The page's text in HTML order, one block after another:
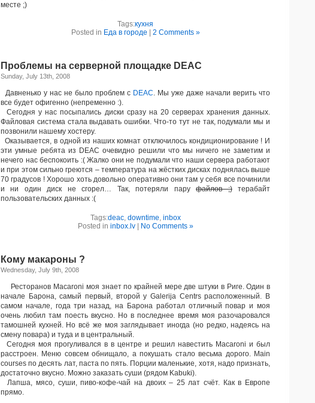
месте ;)
Tags:кухня
Posted in Еда в городе 2 Comments »
Проблемы на серверной площадке DEAC
Sunday, July 13th, 2008
Давненько у нас не было проблем с DEAC. Мы уже даже начали верить что
все будет офигенно (непременно :).
Сегодня у нас посыпались диски сразу на 20 серверах хранения данных.
Файловая система стала выдавать ошибки. Что-то тут не так, подумали мы и
позвонили нашему хостеру.
Оказывается, в одной из наших комнат отключилось кондиционирование ! И
эти умные ребята из DEAC очевидно решили что мы ничего не заметим и
нечего нас беспокоить :( Жалко они не подумали что наши сервера работают
и при этом сильно греются – температура на жёстких дисках поднялась выше
70 градусов ! Хорошо хоть довольно оперативно они там у себя все починили
и ни один диск не сгорел… Так, потеряли паруфайлов ;)терабайт
пользовательских данных :(
Tags:deac, downtime, inbox
Posted in inbox.lv| No Comments »
Кому макароны ?
Wednesday, July 9th, 2008
Ресторанов Macaroni моя знает по крайней мере две штуки в Риге. Один в
начале Барона, самый первый, второй у Galerija Centrs расположенный. В
самом начале, года три назад, на Барона работал отличный повар и моя
очень любил там поесть вкусно. Но в последнее время моя разочаровался
тамошней кухней. Но всё же моя заглядывает иногда (но редко, надеясь на
смену повара) и туда и в центральный.
Сегодня моя прогуливался в в центре и решил навестить Macaroni и был
расстроен. Меню совсем обнищало, а покушать стало весьма дорого. Main
courses по десять лат, паста по пять. Порции маленькие, хотя, надо признать,
достаточно вкусно. Можно заказать суши (рядом Kabuki).
Лапша, мясо, суши, пиво-кофе-чай на двоих – 25 лат счёт. Как в Европе
прямо.